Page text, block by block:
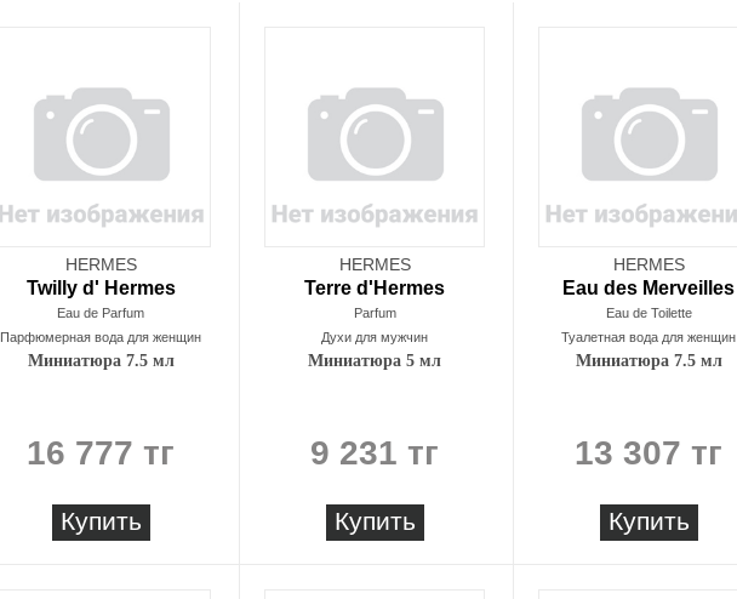
HERMES
Twilly d' Hermes
Eau de Parfum
Парфюмерная вода для женщин
Миниатюра 7.5 мл
16 777 тг
Купить
HERMES
Terre d'Hermes
Parfum
Духи для мужчин
Миниатюра 5 мл
9 231 тг
Купить
HERMES
Eau des Merveilles
Eau de Toilette
Туалетная вода для женщин
Миниатюра 7.5 мл
13 307 тг
Купить